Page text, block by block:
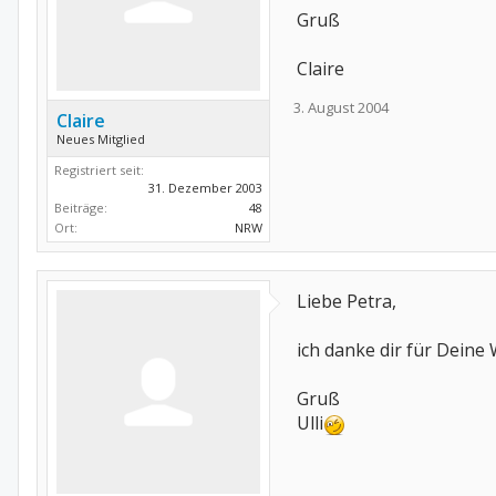
Claire
Neues Mitglied
Registriert seit:
31. Dezember 2003
Beiträge:
48
Ort:
NRW
Gruß
Claire
3. August 2004
Liebe Petra,
ich danke dir für Deine
Gruß
Ulli